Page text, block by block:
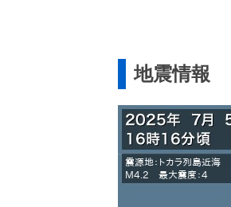
地震情報